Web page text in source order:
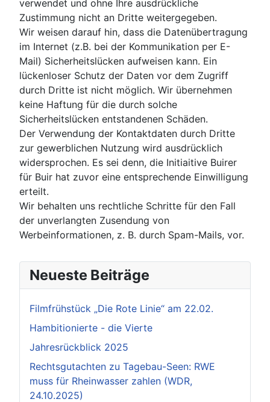
verwendet und ohne Ihre ausdrückliche
Zustimmung nicht an Dritte weitergegeben.
Wir weisen darauf hin, dass die Datenübertragung
im Internet (z.B. bei der Kommunikation per E-
Mail) Sicherheitslücken aufweisen kann. Ein
lückenloser Schutz der Daten vor dem Zugriff
durch Dritte ist nicht möglich. Wir übernehmen
keine Haftung für die durch solche
Sicherheitslücken entstandenen Schäden.
Der Verwendung der Kontaktdaten durch Dritte
zur gewerblichen Nutzung wird ausdrücklich
widersprochen. Es sei denn, die Initiaitive Buirer
für Buir hat zuvor eine entsprechende Einwilligung
erteilt.
Wir behalten uns rechtliche Schritte für den Fall
der unverlangten Zusendung von
Werbeinformationen, z. B. durch Spam-Mails, vor.
Neueste Beiträge
Filmfrühstück „Die Rote Linie“ am 22.02.
Hambitionierte - die Vierte
Jahresrückblick 2025
Rechtsgutachten zu Tagebau-Seen: RWE
muss für Rheinwasser zahlen (WDR,
24.10.2025)